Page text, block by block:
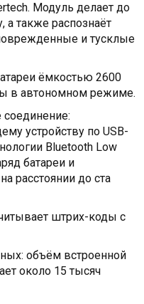
Модуль делает до
а также распознаёт
и тусклые
ёмкостью 2600
в автономном режиме.
устройству по USB-
Bluetooth Low
батареи и
расстоянии до ста
штрих-коды с
объём встроенной
около 15 тысяч